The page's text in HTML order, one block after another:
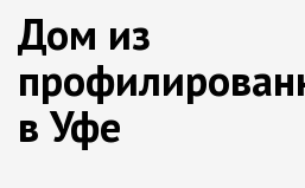
Дом из
в Уфе